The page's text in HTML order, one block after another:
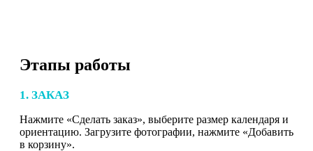
Этапы работы
1. ЗАКАЗ
Нажмите «Сделать заказ», выберите размер календаря и
ориентацию. Загрузите фотографии, нажмите «Добавить
в корзину».